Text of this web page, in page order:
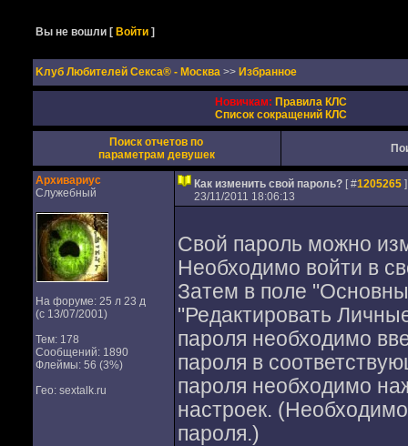
Вы не вошли [Войти ]
Kлуб Любителей Секса® - Москва >> Избранное
Новичкам: Правила КЛС
Список сокращений КЛС
Поиск отчетов по
параметрам девушек
Архивариус
Служебный
На форуме: 25 л 23 д
(с 13/07/2001)
Тем: 178
Сообщений: 1890
Флеймы: 56 (3%)
Гео: sextalk.ru
Как изменить свой пароль? [ #1205265]
23/11/2011 18:06:13
Свой пароль можно
Необходимо войти в
Затем в поле
"Редактировать
пароля необходимо
пароля в
пароля необходимо
настроек.
пароля.)